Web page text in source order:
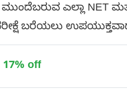
ಎಲ್ಲಾ NET
ಬರೆಯಲು
17% off